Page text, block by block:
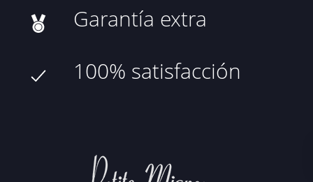
Garantía extra
100% satisfacción